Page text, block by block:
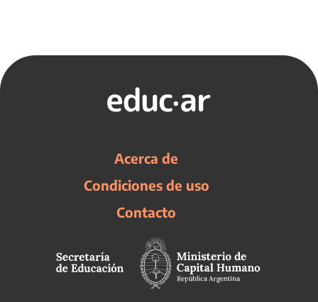
Acerca de
Condiciones de uso
Contacto